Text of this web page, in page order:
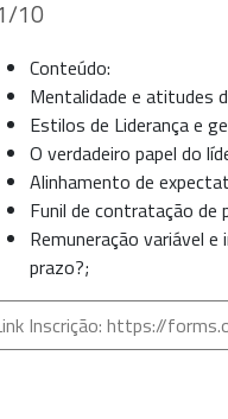
10
Conteúdo:
Mentalidade e atitudes
Estilos de Liderança e
O verdadeiro papel do
Alinhamento de
Funil de contratação de
Remuneração variável
prazo?;
Inscrição: https://